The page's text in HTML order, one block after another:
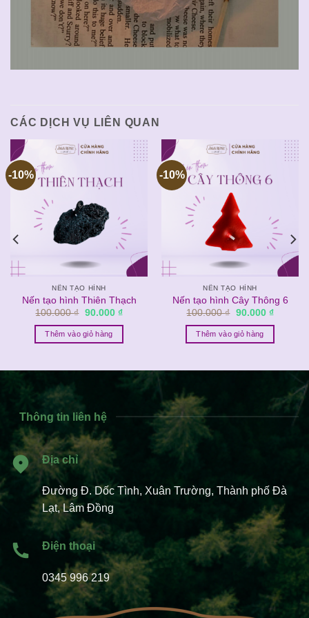
CÁC DỊCH VỤ LIÊN QUAN
-10%
NẾN TẠO HÌNH
Nến tạo hình Thiên Thạch
100.000₫ Giá
là:
100.000 ₫.
90.000 ₫Giá
Thêm vào giỏ hàng
-10%
NẾN TẠO HÌNH
Nến tạo hình Cây Thông 6
100.000₫ Giá
là:
100.000 ₫.
90.000 ₫Giá
Thêm vào giỏ hàng
Thông tin liên hệ
Địa chỉ
Đường Đ. Dốc Tình, Xuân Trường, Thành phố Đà
Lạt, Lâm Đồng
Điện thoại
0345 996 219